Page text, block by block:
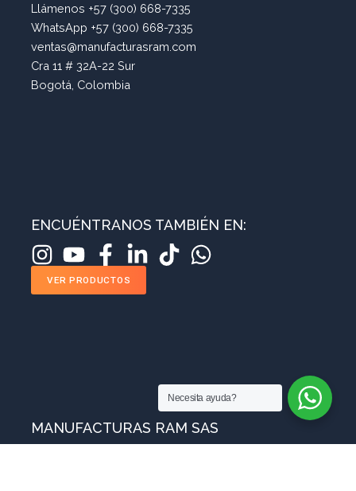
Llámenos +57 (300) 668-7335
WhatsApp +57 (300) 668-7335
ventas@manufacturasram.com
Cra 11 # 32A-22 Sur
Bogotá, Colombia
ENCUÉNTRANOS TAMBIÉN EN:
VER PRODUCTOS
MANUFACTURAS RAM SAS
Necesita ayuda?